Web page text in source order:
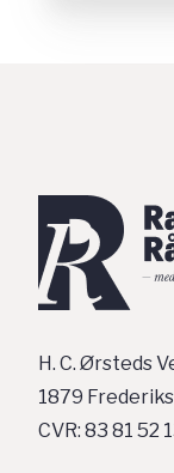
H. C. Ørsteds
1879
CVR: 83 81 52